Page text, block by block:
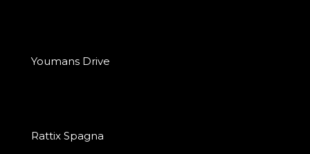
Youmans Drive
Rattix Spagna